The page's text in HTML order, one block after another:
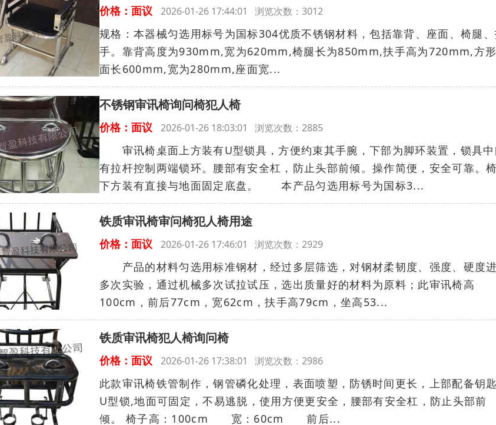
价格：面议 2026-01-26 17:44:01 浏览次数：3012
规格：本器械匀选用标号为国标304优质不锈钢材料，包括靠背、座面、椅腿
手。靠背高度为930mm,宽为620mm,椅腿长为850mm,扶手高为720mm,方
面长600mm,宽为280mm,座面宽...
不锈钢审讯椅询问椅犯人椅
价格：面议 2026-01-26 18:03:01 浏览次数：2885
审讯椅桌面上方装有U型锁具，方便约束其手腕，下部为脚环装置，锁具
有拉杆控制两端锁环。腰部有安全杠，防止头部前倾。操作简便，安全可靠。
下方装有直接与地面固定底盘。 本产品匀选用标号为国标3...
铁质审讯椅审问椅犯人椅用途
价格：面议 2026-01-26 17:46:01 浏览次数：2929
产品的材料匀选用标准钢材，经过多层筛选，对钢材柔韧度、强度、硬度
多次实验，通过机械多次试拉试压，选出质量好的材料为原料；此审讯椅高
100cm，前后77cm，宽62cm，扶手高79cm，坐高53...
铁质审讯椅犯人椅询问椅
价格：面议 2026-01-26 17:38:01 浏览次数：2986
此款审讯椅铁管制作，钢管磷化处理，表面喷塑，防锈时间更长，上部配备钥
U型锁,地面可固定，不易逃脱，使用方便更安全，腰部有安全杠，防止头部前
倾。 椅子高：100cm 宽：60cm 前后...